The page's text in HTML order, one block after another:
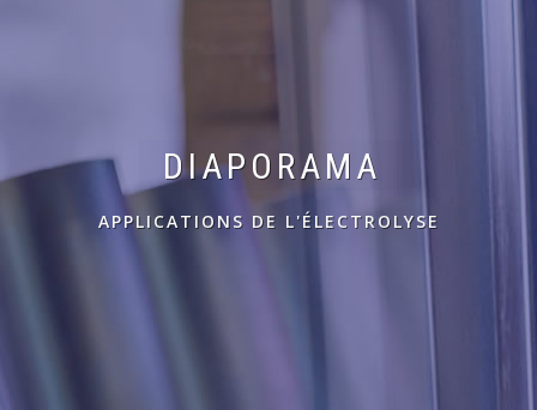
DIAPORAMA
APPLICATIONS DE L'ÉLECTROLYSE